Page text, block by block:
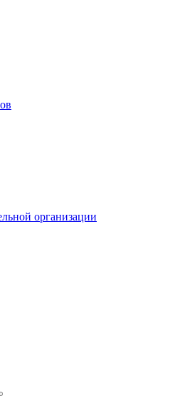
организации